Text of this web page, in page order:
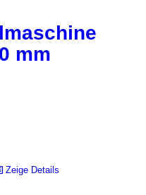
mm
Zeige Details